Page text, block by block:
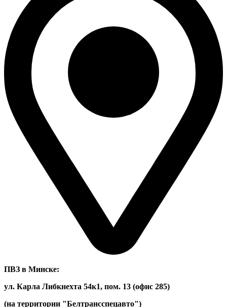
ПВЗ в Минске:
ул. Карла Либкнехта 54к1, пом. 13 (офис 285)
(на территории "Белтрансспецавто")